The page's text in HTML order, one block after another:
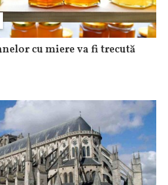
cu miere va fi trecută